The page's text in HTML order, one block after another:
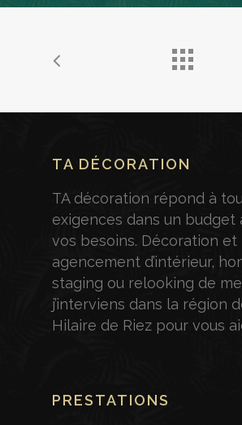
TA DÉCORATION
TA décoration répond à
exigences dans un budget
vos besoins. Décoration et
agencement d’intérieur,
staging ou relooking de
j’interviens dans la région
Hilaire de Riez pour vous
PRESTATIONS